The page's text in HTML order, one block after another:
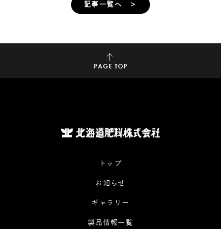
記事一覧へ ＞
トップ
お知らせ
ギャラリー
製品情報一覧